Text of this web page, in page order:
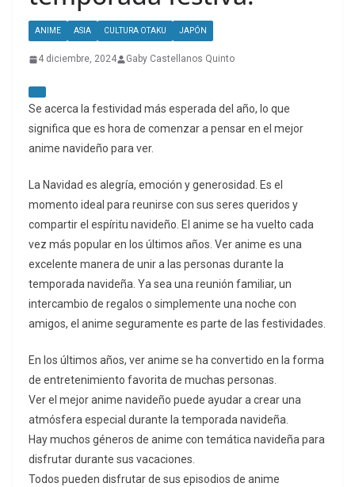
ANIME ASIA CULTURA OTAKU JAPÓN
4 diciembre, 2024 Gaby Castellanos Quinto
Se acerca la festividad más esperada del año, lo que
significa que es hora de comenzar a pensar en el mejor
anime navideño para ver.
La Navidad es alegría, emoción y generosidad. Es el
momento ideal para reunirse con sus seres queridos y
compartir el espíritu navideño. El anime se ha vuelto cada
vez más popular en los últimos años. Ver anime es una
excelente manera de unir a las personas durante la
temporada navideña. Ya sea una reunión familiar, un
intercambio de regalos o simplemente una noche con
amigos, el anime seguramente es parte de las festividades.
En los últimos años, ver anime se ha convertido en la forma
de entretenimiento favorita de muchas personas.
Ver el mejor anime navideño puede ayudar a crear una
atmósfera especial durante la temporada navideña.
Hay muchos géneros de anime con temática navideña para
disfrutar durante sus vacaciones.
Todos pueden disfrutar de sus episodios de anime